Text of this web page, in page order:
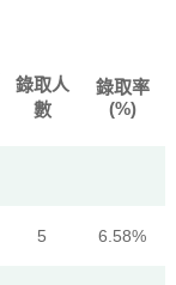
錄取人
數
錄取率
(%)
5 6.58%